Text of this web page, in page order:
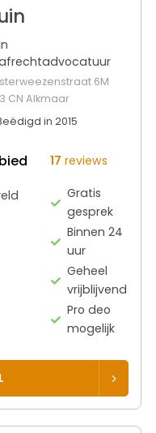
6M
CN Alkmaar
in 2015
17 reviews
Gratis
gesprek
Binnen 24
uur
Geheel
vrijblijvend
Pro deo
mogelijk